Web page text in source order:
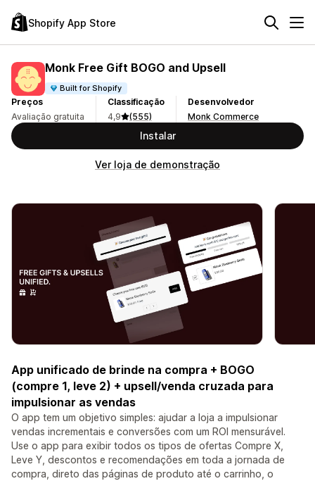
Shopify App Store
Monk Free Gift BOGO and Upsell
Built for Shopify
Preços
Avaliação gratuita
Classificação
4,9
(555)
Desenvolvedor
Monk Commerce
Instalar
Ver loja de demonstração
App unificado de brinde na compra + BOGO
(compre 1, leve 2) + upsell/venda cruzada para
impulsionar as vendas
O app tem um objetivo simples: ajudar a loja a impulsionar
vendas incrementais e conversões com um ROI mensurável.
Use o app para exibir todos os tipos de ofertas Compre X,
Leve Y, descontos e recomendações em toda a jornada de
compra, direto das páginas de produto até o carrinho, o